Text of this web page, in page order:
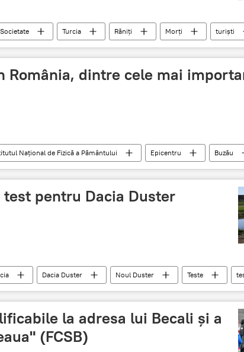
Societate Turcia Răniți Morți
turiști
România, dintre cele mai
Naţional de Fizică a Pământului Epicentru
Buzău
test pentru Dacia Duster
Dacia Duster Noul Duster Teste
la adresa lui Becali și a
(FCSB)